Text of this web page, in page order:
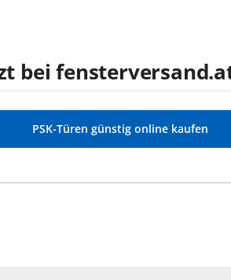
bei
PSK-Türen günstig online kaufen